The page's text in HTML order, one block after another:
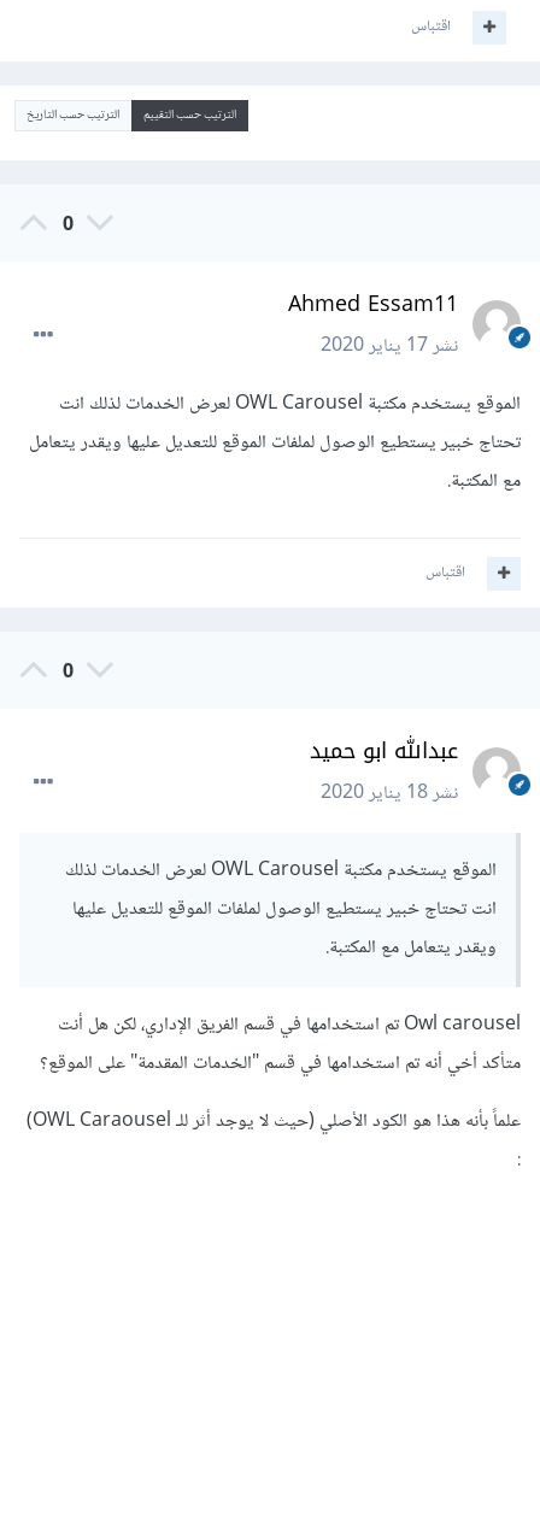
اقتباس
الترتيب حسب التقييم الترتيب حسب التاريخ
0
Ahmed Essam11
نشر17 يناير 2020
الموقع يستخدم مكتبة OWL Carousel لعرض الخدمات لذلك انت
تحتاج خبير يستطيع الوصول لملفات الموقع للتعديل عليها ويقدر يتعامل
مع المكتبة.
اقتباس
0
عبدالله ابو حميد
نشر18 يناير 2020
الموقع يستخدم مكتبة OWL Carousel لعرض الخدمات لذلك
انت تحتاج خبير يستطيع الوصول لملفات الموقع للتعديل عليها
ويقدر يتعامل مع المكتبة.
Owl carousel تم استخدامها في قسم الفريق الإداري، لكن هل أنت
متأكد أخي أنه تم استخدامها في قسم "الخدمات المقدمة" على الموقع؟
علماً بأنه هذا هو الكود الأصلي (حيث لا يوجد أثر للـ OWL Caraousel)
: